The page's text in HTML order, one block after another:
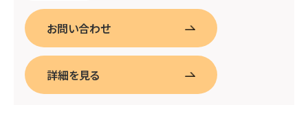
お問い合わせ
詳細を見る